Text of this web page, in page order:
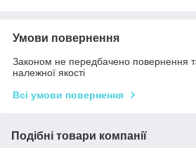
Умови повернення
Законом не передбачено повернення
належної якості
Всі умови повернення
Подібні товари компанії